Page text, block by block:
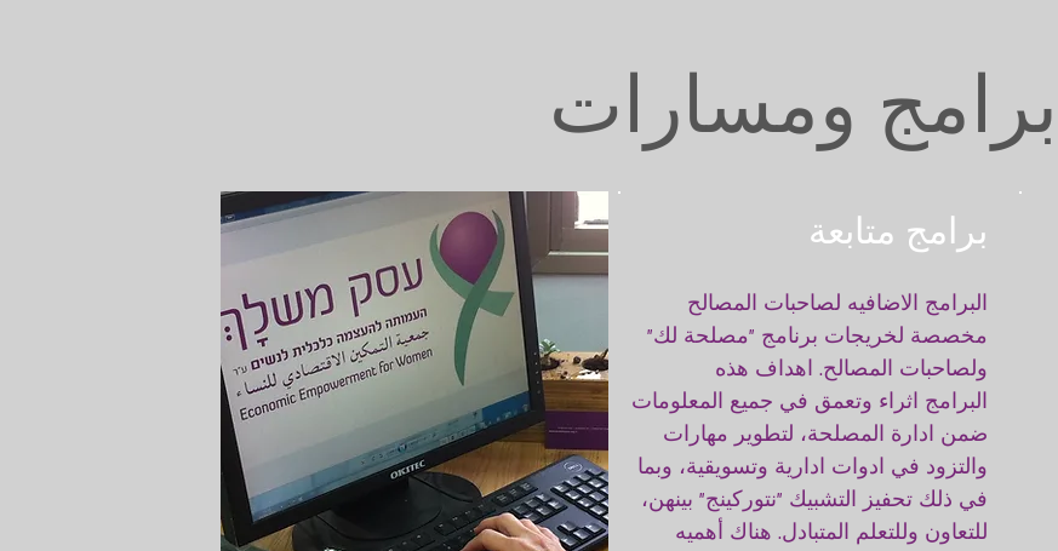
برامج متابعة
البرامج الاضافيه لصاحبات المصالح
مخصصة لخريجات برنامج "مصلحة لك"
ولصاحبات المصالح. اهداف هذه
البرامج اثراء وتعمق في جميع المعلومات
ضمن ادارة المصلحة، لتطوير مهارات
والتزود في ادوات ادارية وتسويقية، وبما
في ذلك تحفيز التشبيك "نتوركينج" بينهن،
للتعاون وللتعلم المتبادل. هناك أهميه